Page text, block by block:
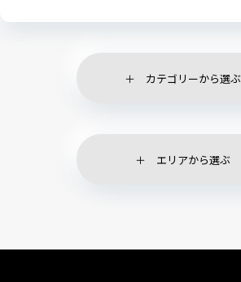
カテゴリーから選ぶ
エリアから選ぶ